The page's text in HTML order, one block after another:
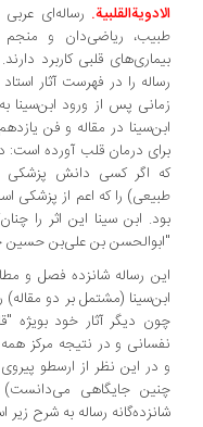
الادویة‌القلبیة. رساله‌ای عربی
طبیب، ریاضی‌دان و منجم
بیماری‌های قلبی کاربرد
رساله را در فهرست آثار
زمانی پس از ورود
ابن‌سینا در مقاله و فن
برای درمان قلب آورده است:
که اگر کسی دانش
طبیعی) را که اعم از پزشکی
بود. ابن سینا این اثر را
"ابوالحسن بن علی‌بن
این رساله شانزده فصل و
ابن‌سینا (مشتمل بر دو مقاله)
چون دیگر آثار خود بویژه
نفسانی و در نتیجه مرکز
و در این نظر از ارسطو
چنین جایگاهی
شانزده‌گانه رساله به شرح زیر